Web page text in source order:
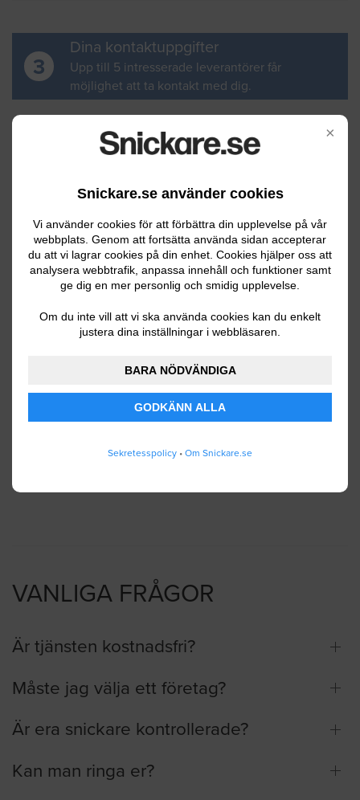
×
Snickare.se använder cookies
Vi använder cookies för att förbättra din upplevelse på vår
webbplats. Genom att fortsätta använda sidan accepterar
du att vi lagrar cookies på din enhet. Cookies hjälper oss att
analysera webbtrafik, anpassa innehåll och funktioner samt
ge dig en mer personlig och smidig upplevelse.
Om du inte vill att vi ska använda cookies kan du enkelt
justera dina inställningar i webbläsaren.
BARA NÖDVÄNDIGA
GODKÄNN ALLA
Sekretesspolicy • Om Snickare.se
3
Dina kontaktuppgifter
Upp till 5 intresserade leverantörer får
möjlighet att ta kontakt med dig.
Ditt för- och efternamn
Din e-postadress
Ditt telefonnummer
mina personuppgifter enligtanvändarvillkoren
VANLIGA FRÅGOR
Är tjänsten kostnadsfri?
Måste jag välja ett företag?
Är era snickare kontrollerade?
Kan man ringa er?